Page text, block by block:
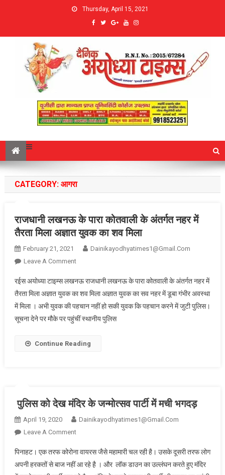
Thursday, April 15, 2021
CATEGORY: आगरा
राजधानी लखनऊ के पारा कोतवाली के अंतर्गत नहर में
तैरता मिला अज्ञात युवक का शव मिला
February 21, 2021
Dainikayodhyatimes1@gmail.com
Leave A CommentOn
लखनऊ
के
पारा
कोतवाली
अंतर्गत
अज्ञात
का
शव
रईस अयोध्या टाइम्स लखनऊ राजधानी लखनऊ के पारा कोतवाली के अंतर्गत नहर में
तैरता मिला अज्ञात युवक का शव मिला अज्ञात युवक का सव नहर में डूबा गंभीर अवस्था
में मिला । अभी युवक की पहचान नहीं हो सकी युवक कि पहचान करने में जुटी पुलिस।
सूचना देने पर मौके पर पहुंचीं स्थानीय पुलिस
Continue Reading
पुलिस को देख मंदिर के जन्मोत्सव पार्टी में मची भगदड़
April 19, 2020
Dainikayodhyatimes1@gmail.com
Leave A CommentOn
को
देख
पिनाहट। एक तरफ कोरोना वायरस जैसे महामारी चल रही है। उसके दूसरी तरफ लोग
अपनी हरकतों से बाज नहीं आ रहे है़ । और लॉक डाउन का उल्लंघन करते हुए मंदिर